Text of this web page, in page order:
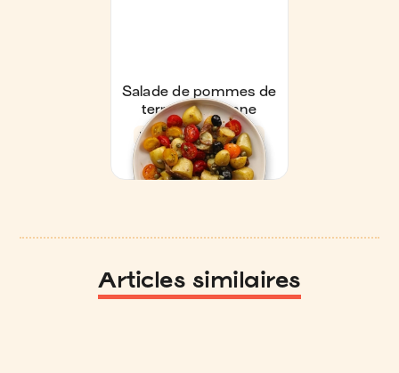
Articles similaires